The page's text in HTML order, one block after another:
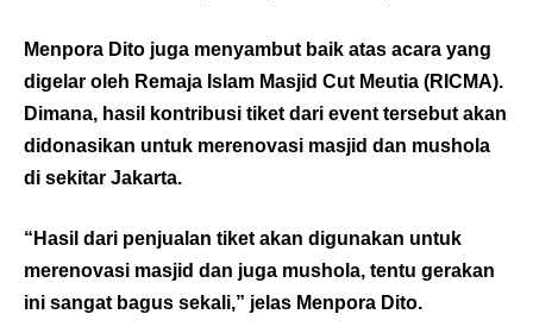
Menpora Dito juga menyambut baik atas acara yang
digelar oleh Remaja Islam Masjid Cut Meutia (RICMA).
Dimana, hasil kontribusi tiket dari event tersebut akan
didonasikan untuk merenovasi masjid dan mushola
di sekitar Jakarta.
“Hasil dari penjualan tiket akan digunakan untuk
merenovasi masjid dan juga mushola, tentu gerakan
ini sangat bagus sekali,” jelas Menpora Dito.